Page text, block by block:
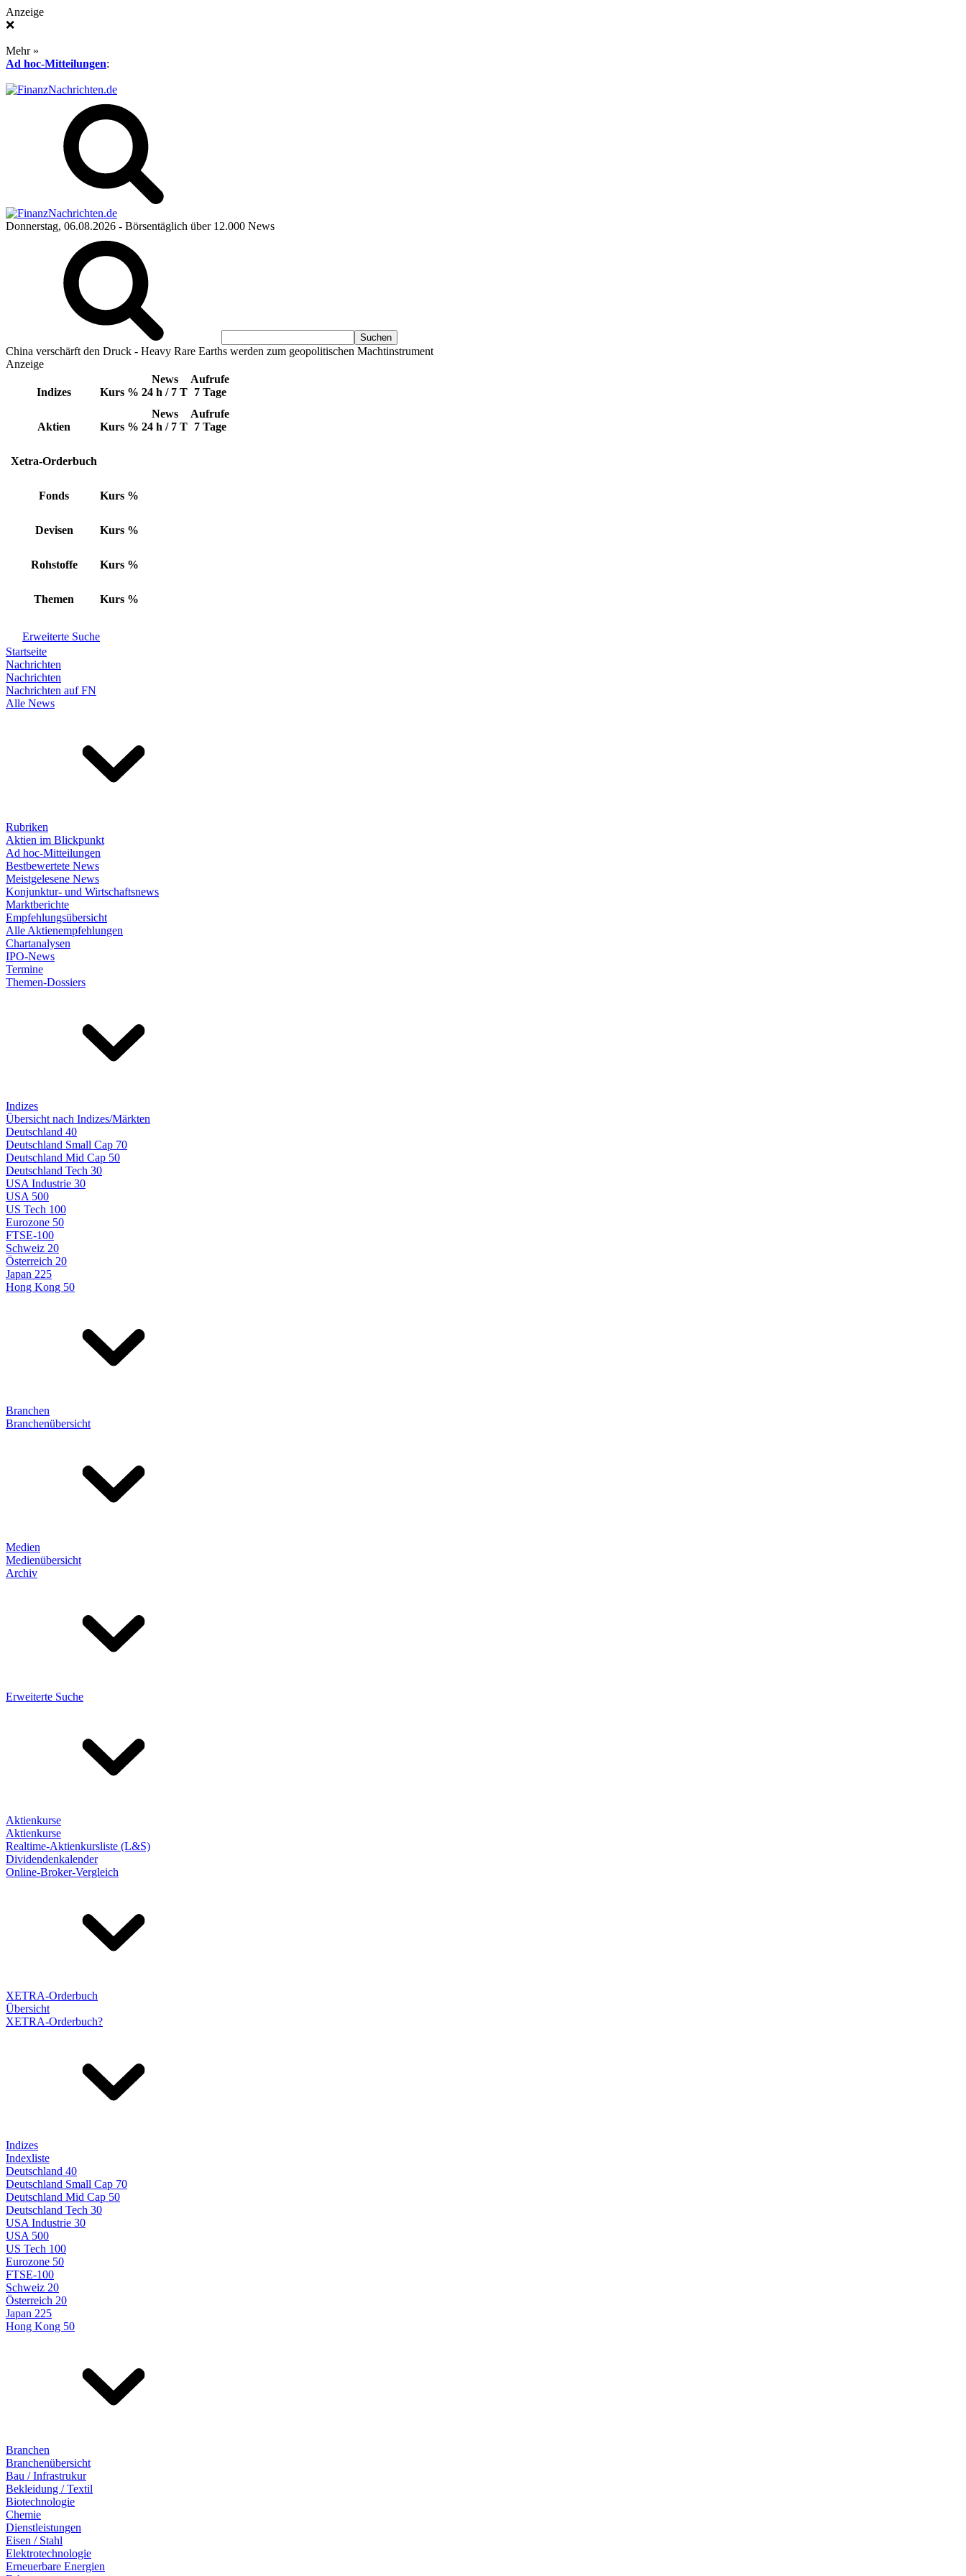
Anzeige
❌
Mehr »
Ad hoc-Mitteilungen:
Donnerstag, 06.08.2026 - Börsentäglich über 12.000 News
China verschärft den Druck - Heavy Rare Earths werden zum geopolitischen Machtinstrument
Anzeige
Indizes Kurs %
News
24 h / 7 T
Aufrufe
7 Tage
Aktien Kurs %
News
24 h / 7 T
Aufrufe
7 Tage
Xetra-Orderbuch
Fonds Kurs %
Devisen Kurs %
Rohstoffe Kurs %
Themen Kurs %
Erweiterte Suche
Startseite
Nachrichten
Nachrichten
Nachrichten auf FN
Alle News
Rubriken
Aktien im Blickpunkt
Ad hoc-Mitteilungen
Bestbewertete News
Meistgelesene News
Konjunktur- und Wirtschaftsnews
Marktberichte
Empfehlungsübersicht
Alle Aktienempfehlungen
Chartanalysen
IPO-News
Termine
Themen-Dossiers
Indizes
Übersicht nach Indizes/Märkten
Deutschland 40
Deutschland Small Cap 70
Deutschland Mid Cap 50
Deutschland Tech 30
USA Industrie 30
USA 500
US Tech 100
Eurozone 50
FTSE-100
Schweiz 20
Österreich 20
Japan 225
Hong Kong 50
Branchen
Branchenübersicht
Medien
Medienübersicht
Archiv
Erweiterte Suche
Aktienkurse
Aktienkurse
Realtime-Aktienkursliste (L&S)
Dividendenkalender
Online-Broker-Vergleich
XETRA-Orderbuch
Übersicht
XETRA-Orderbuch?
Indizes
Indexliste
Deutschland 40
Deutschland Small Cap 70
Deutschland Mid Cap 50
Deutschland Tech 30
USA Industrie 30
USA 500
US Tech 100
Eurozone 50
FTSE-100
Schweiz 20
Österreich 20
Japan 225
Hong Kong 50
Branchen
Branchenübersicht
Bau / Infrastrukur
Bekleidung / Textil
Biotechnologie
Chemie
Dienstleistungen
Eisen / Stahl
Elektrotechnologie
Erneuerbare Energien